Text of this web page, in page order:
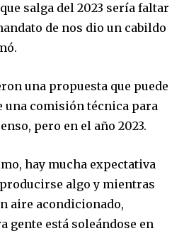
of
and be part of the
below. Don't worry, we respect
your inbox. Your information is
salga del 2023 sería faltar
de nos dio un cabildo
una propuesta que puede
una comisión técnica para
pero en el año 2023.
hay mucha expectativa
algo y mientras
aire acondicionado,
gente está soleándose en